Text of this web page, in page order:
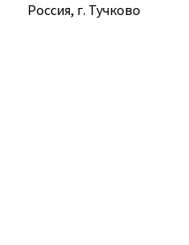
Россия, г. Тучково